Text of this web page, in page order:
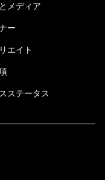
メディア
ー
エイト
ステータス